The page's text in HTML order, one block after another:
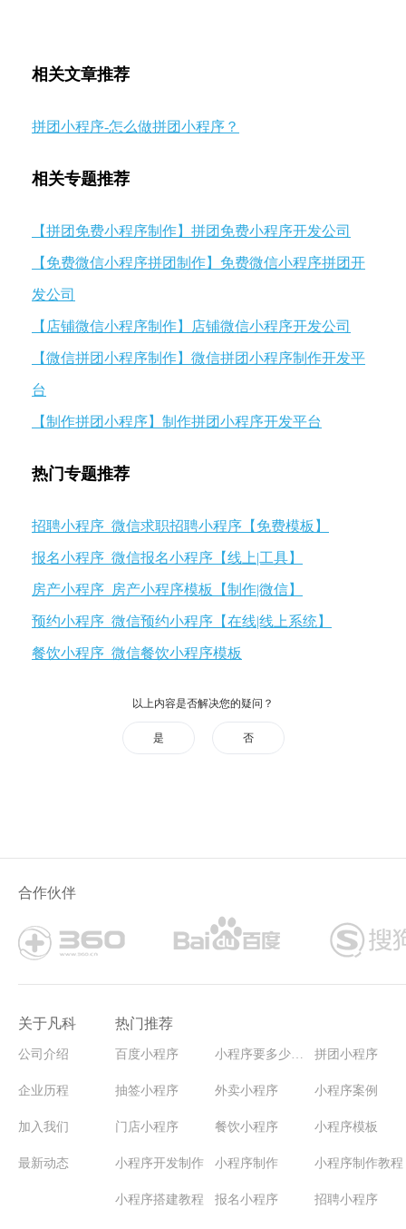
相关文章推荐
拼团小程序-怎么做拼团小程序？
相关专题推荐
【拼团免费小程序制作】拼团免费小程序开发公司
【免费微信小程序拼团制作】免费微信小程序拼团开
发公司
【店铺微信小程序制作】店铺微信小程序开发公司
【微信拼团小程序制作】微信拼团小程序制作开发平
台
【制作拼团小程序】制作拼团小程序开发平台
热门专题推荐
招聘小程序_微信求职招聘小程序【免费模板】
报名小程序_微信报名小程序【线上|工具】
房产小程序_房产小程序模板【制作|微信】
预约小程序_微信预约小程序【在线|线上系统】
餐饮小程序_微信餐饮小程序模板
以上内容是否解决您的疑问？
是 否
合作伙伴
关于凡科
公司介绍
企业历程
加入我们
最新动态
热门推荐
百度小程序 小程序要多少钱能开发 拼团小程序
抽签小程序 外卖小程序 小程序案例
门店小程序 餐饮小程序 小程序模板
小程序开发制作 小程序制作 小程序制作教程
小程序搭建教程 报名小程序 招聘小程序